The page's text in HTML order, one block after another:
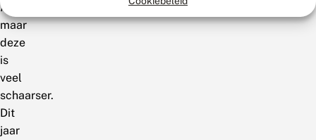
rotralis
maar
deze
is
veel
schaarser.
Dit
jaar